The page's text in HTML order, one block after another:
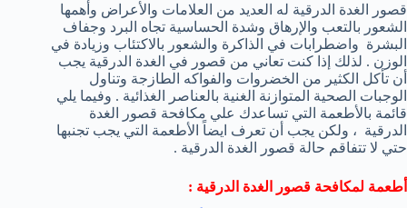
قصور الغدة الدرقية له العديد من العلامات والأعراض وأهمها
الشعور بالتعب والإرهاق وشدة الحساسية تجاه البرد وجفاف
البشرة واضطرابات في الذاكرة والشعور بالاكتئاب وزيادة في
الوزن . لذلك إذا كنت تعاني من قصور في الغدة الدرقية يجب
أن تأكل الكثير من الخضروات والفواكه الطازجة وتناول
الوجبات الصحية المتوازنة الغنية بالعناصر الغذائية . وفيما يلي
قائمة بالأطعمة التي تساعدك علي مكافحة قصور الغدة
الدرقية ، ولكن يجب أن تعرف ايضاً الأطعمة التي يجب تجنبها
حتي لا تتفاقم حالة قصور الغدة الدرقية .
أطعمة لمكافحة قصور الغدة الدرقية :